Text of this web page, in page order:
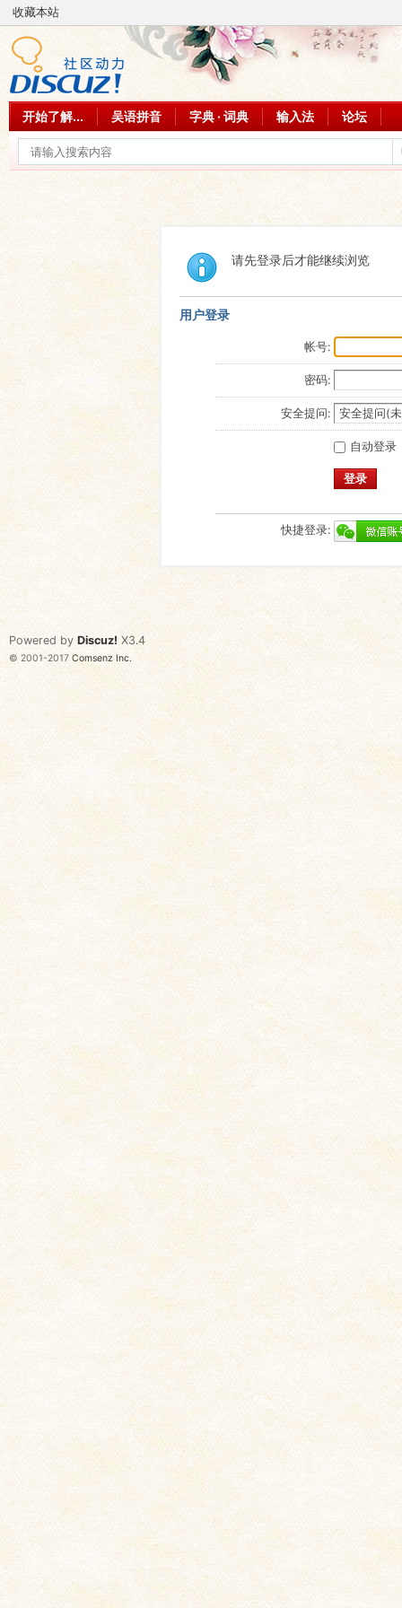
收藏本站
开始了解... 吴语拼音 字典 · 词典 输入法 论坛
请先登录后才能继续浏览
用户登录
帐号:
密码:
安全提问:
自动登录
登录
快捷登录:
Powered by Discuz! X3.4
© 2001-2017 Comsenz Inc.